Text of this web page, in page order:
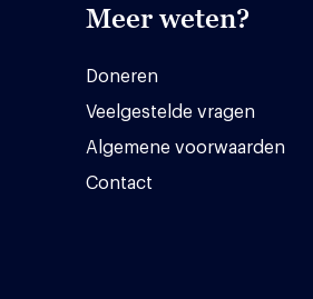
Meer weten?
Doneren
Veelgestelde vragen
Algemene voorwaarden
Contact